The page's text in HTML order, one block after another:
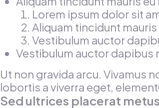
Lorem ipsum dolor sit
Aliquam tincidunt mauris
Vestibulum auctor
Vestibulum auctor dapibus
Ut non gravida arcu. Vivamus
lobortis a viverra eget,
Sed ultrices placerat